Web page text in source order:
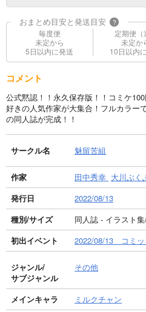
おまとめ目安と発送目安 ?
毎度便
未定から
5日以内に発送
定期便（
未定か
10日以内
コメント
公式黙認！！永久保存版！！コミケ
好きの人気作家が大集合！フルカラー
の同人誌が完成！！
サークル名 魅留苦組
作家 田中秀幸 大川ぶく
発行日
2022/08/13
種別/サイズ
同人誌 - イラスト
初出イベント
2022/08/13 コミッ
ジャンル/
サブジャンル
その他
メインキャラ ミルクチャン